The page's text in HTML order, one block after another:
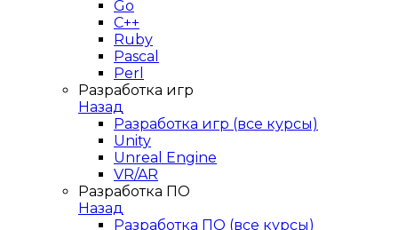
Go
C++
Ruby
Pascal
Perl
Разработка игр
Назад
Разработка игр (все курсы)
Unity
Unreal Engine
VR/AR
Разработка ПО
Назад
Разработка ПО (все курсы)